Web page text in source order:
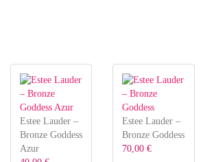
Estee Lauder –
Bronze Goddess
Azur
Estee Lauder –
Bronze Goddess
70,00 €